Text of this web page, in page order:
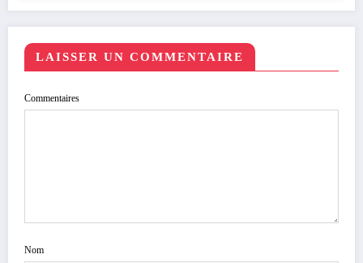
LAISSER UN COMMENTAIRE
Commentaires
Nom